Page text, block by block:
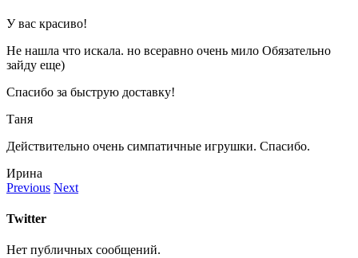
У вас красиво!
Не нашла что искала. но всеравно очень мило Обязательно
зайду еще)
Спасибо за быструю доставку!
Таня
Действительно очень симпатичные игрушки. Спасибо.
Ирина
Previous Next
Twitter
Нет публичных сообщений.